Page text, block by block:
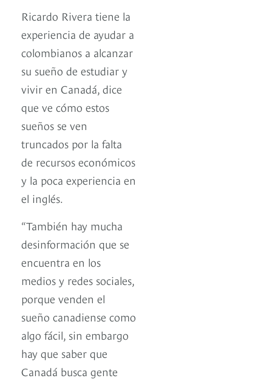
Ricardo Rivera tiene la
experiencia de ayudar a
colombianos a alcanzar
su sueño de estudiar y
vivir en Canadá, dice
que ve cómo estos
sueños se ven
truncados por la falta
de recursos económicos
y la poca experiencia en
el inglés.
“También hay mucha
desinformación que se
encuentra en los
medios y redes sociales,
porque venden el
sueño canadiense como
algo fácil, sin embargo
hay que saber que
Canadá busca gente